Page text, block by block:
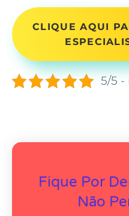
CLIQUE AQUI
5/5 -
Fique Por
Não